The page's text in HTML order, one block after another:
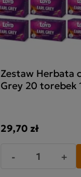
Zestaw Herbata
Grey 20 torebek
29,70 zł
-
+